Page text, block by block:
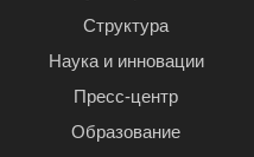
Структура
Наука и инновации
Пресс-центр
Образование